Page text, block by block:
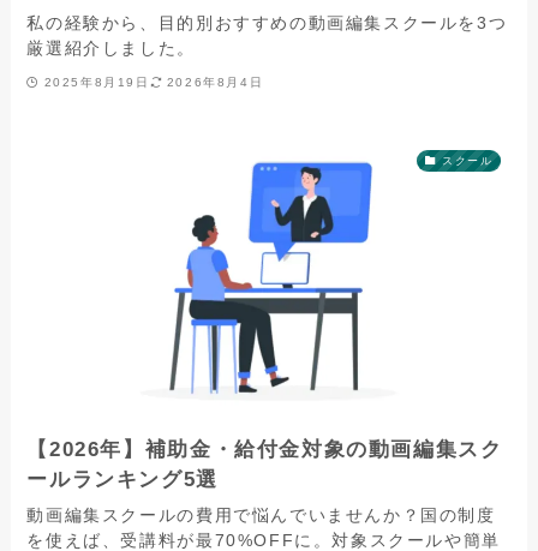
私の経験から、目的別おすすめの動画編集スクールを3つ
厳選紹介しました。
2025年8月19日 2026年8月4日
スクール
【2026年】補助金・給付金対象の動画編集スク
ールランキング5選
動画編集スクールの費用で悩んでいませんか？国の制度
を使えば、受講料が最70%OFFに。対象スクールや簡単